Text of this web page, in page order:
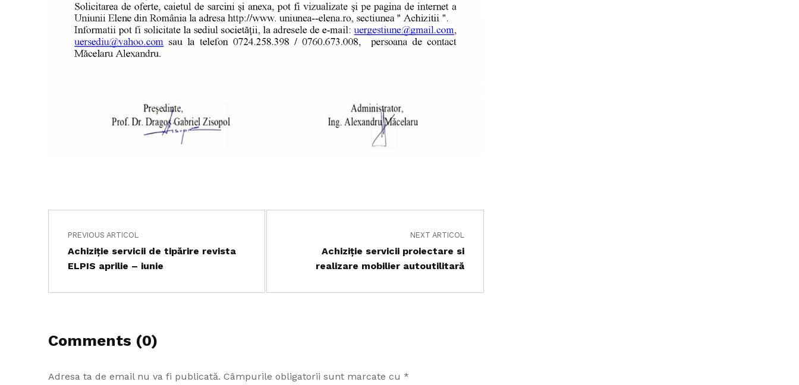
Skip back to main navigation
Navigare în articole
PREVIOUS ARTICOL
Achiziție servicii de tipărire revista
ELPIS aprilie – iunie
NEXT ARTICOL
Achiziţie servicii proiectare si
realizare mobilier autoutilitară
Comments (0)
Adresa ta de email nu va fi publicată. Câmpurile obligatorii sunt marcate cu *